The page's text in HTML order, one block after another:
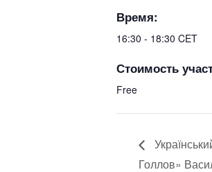
Время:
16:30 - 18:30 CET
Стоимость
Free
Голлов»